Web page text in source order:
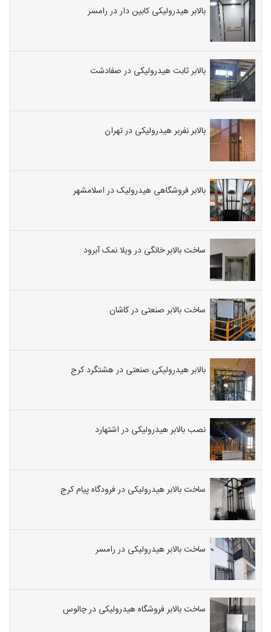
بالابر هیدرولیکی کابین دار در رامسر
بالابر ثابت هیدرولیکی در صفادشت
بالابر نفربر هیدرولیکی در تهران
بالابر فروشگاهی هیدرولیک در اسلامشهر
ساخت بالابر خانگی در ویلا نمک آبرود
ساخت بالابر صنعتی در کاشان
بالابر هیدرولیکی صنعتی در هشتگرد کرج
نصب بالابر هیدرولیکی در اشتهارد
ساخت بالابر هیدرولیکی در فرودگاه پیام کرج
ساخت بالابر هیدرولیکی در رامسر
ساخت بالابر فروشگاه هیدرولیکی در چالوس